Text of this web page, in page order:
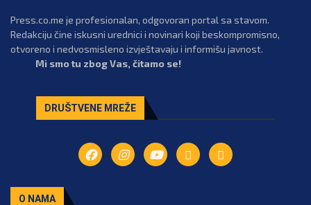
Press.co.me je profesionalan, odgovoran portal sa stavom.
Redakciju čine iskusni urednici i novinari koji beskompromisno,
otvoreno i nedvosmisleno izvještavaju i informišu javnost.
Mi smo tu zbog Vas, čitamo se!
DRUŠTVENE MREŽE
O NAMA